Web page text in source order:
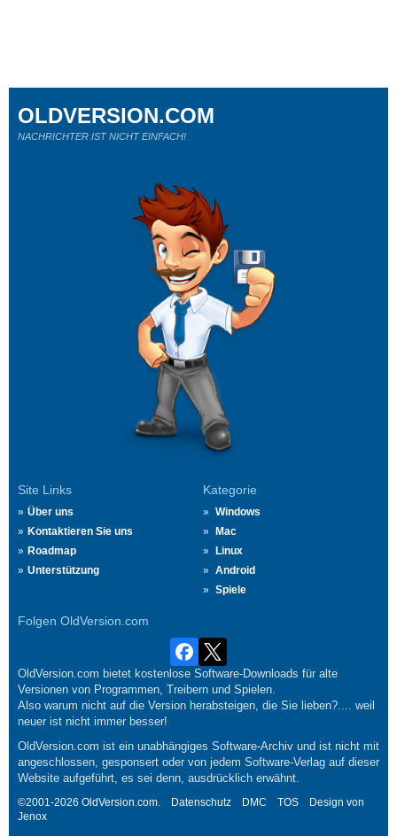
Site Links
Über uns
Kontaktieren Sie uns
Roadmap
Unterstützung
Kategorie
Windows
Mac
Linux
Android
Spiele
Folgen OldVersion.com
OLDVERSION.COM
NACHRICHTER IST NICHT EINFACH!
OldVersion.com bietet kostenlose Software-Downloads für alte
Versionen von Programmen, Treibern und Spielen.
Also warum nicht auf die Version herabsteigen, die Sie lieben?.... weil
neuer ist nicht immer besser!
OldVersion.com ist ein unabhängiges Software-Archiv und ist nicht mit
angeschlossen, gesponsert oder von jedem Software-Verlag auf dieser
Website aufgeführt, es sei denn, ausdrücklich erwähnt.
©2001-2026 OldVersion.com. Datenschutz DMC TOS
Design von
Jenox